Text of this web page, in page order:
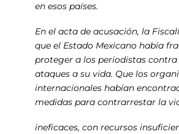
en esos países.
En el acta de acusación, la
que el Estado Mexicano había
proteger a los periodistas contra
ataques a su vida. Que los
internacionales habían
medidas para contrarrestar la
ineficaces, con recursos